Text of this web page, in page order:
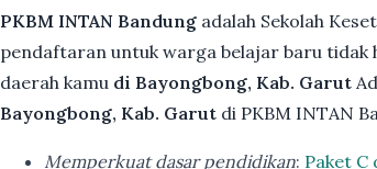
PKBM INTAN Bandung adalah Sekolah
pendaftaran untuk warga belajar baru tidak
daerah kamu di Bayongbong, Kab. Garut
Bayongbong, Kab. Garut di PKBM INTAN
Memperkuat dasar pendidikan: Paket C